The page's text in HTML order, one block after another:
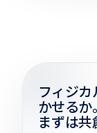
フィジ
かせるか。
まずは共